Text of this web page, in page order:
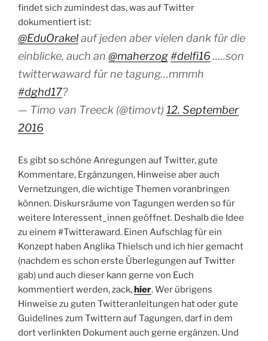
findet sich zumindest das, was auf Twitter
dokumentiert ist:
@EduOrakelauf jeden aber vielen dank für die
einblicke, auch an @maherzog#delfi16…..son
twitterwaward für ne tagung…mmmh
#dghd17?
— Timo van Treeck (@timovt) 12. September
2016
Es gibt so schöne Anregungen auf Twitter, gute
Kommentare, Ergänzungen, Hinweise aber auch
Vernetzungen, die wichtige Themen voranbringen
können. Diskursräume von Tagungen werden so für
weitere Interessent_innen geöffnet. Deshalb die Idee
zu einem #Twitteraward. Einen Aufschlag für ein
Konzept haben Anglika Thielsch und ich hier gemacht
(nachdem es schon erste Überlegungen auf Twitter
gab) und auch dieser kann gerne von Euch
kommentiert werden, zack,hier. Wer übrigens
Hinweise zu guten Twitteranleitungen hat oder gute
Guidelines zum Twittern auf Tagungen, darf in dem
dort verlinkten Dokument auch gerne ergänzen. Und